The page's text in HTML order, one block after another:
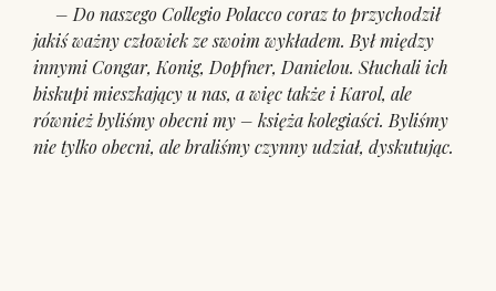
– Do naszego Collegio Polacco coraz to przychodził
jakiś ważny człowiek ze swoim wykładem. Był między
innymi Congar, Konig, Dopfner, Danielou. Słuchali ich
biskupi mieszkający u nas, a więc także i Karol, ale
również byliśmy obecni my – księża kolegiaści. Byliśmy
nie tylko obecni, ale braliśmy czynny udział, dyskutując.